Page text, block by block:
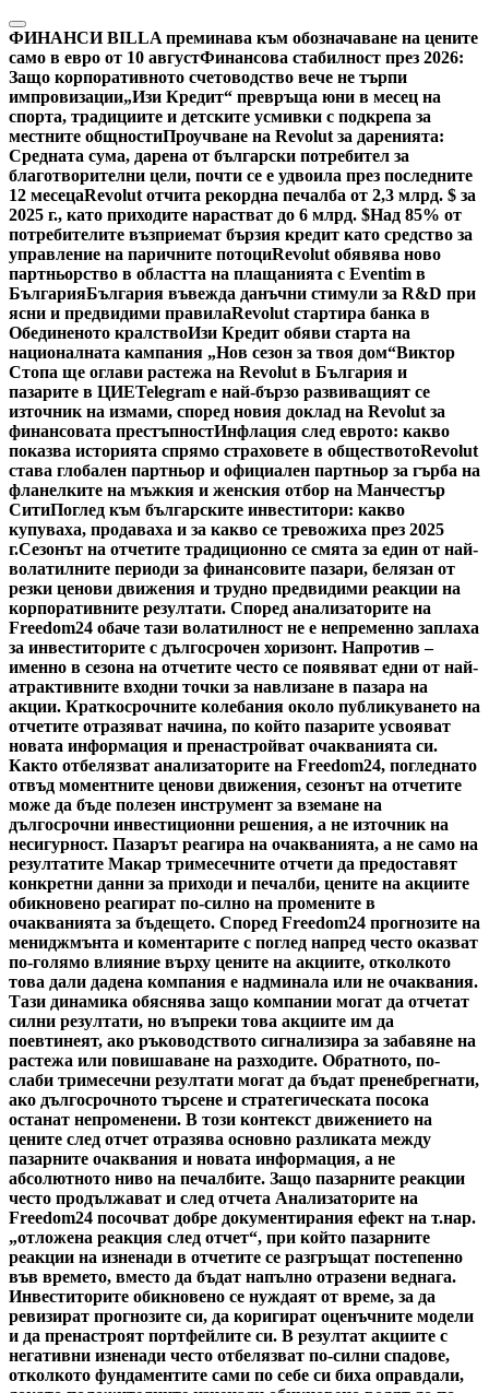
Skip
to
content
ФИНАНСИ BILLA преминава към обозначаване на цените
само в евро от 10 августФинансова стабилност през 2026:
Защо корпоративното счетоводство вече не търпи
импровизации„Изи Кредит“ превръща юни в месец на
спорта, традициите и детските усмивки с подкрепа за
местните общностиПроучване на Revolut за даренията:
Средната сума, дарена от български потребител за
благотворителни цели, почти се е удвоила през последните
12 месецаRevolut отчита рекордна печалба от 2,3 млрд. $ за
2025 г., като приходите нарастват до 6 млрд. $Над 85% от
потребителите възприемат бързия кредит като средство за
управление на паричните потоциRevolut обявява ново
партньорство в областта на плащанията с Eventim в
БългарияБългария въвежда данъчни стимули за R&D при
ясни и предвидими правилаRevolut стартира банка в
Обединеното кралствоИзи Кредит обяви старта на
националната кампания „Нов сезон за твоя дом“Виктор
Стопа ще оглави растежа на Revolut в България и
пазарите в ЦИЕTelegram е най-бързо развиващият се
източник на измами, според новия доклад на Revolut за
финансовата престъпностИнфлация след еврото: какво
показва историята спрямо страховете в обществотоRevolut
става глобален партньор и официален партньор за гърба на
фланелките на мъжкия и женския отбор на Манчестър
СитиПоглед към българските инвеститори: какво
купуваха, продаваха и за какво се тревожиха през 2025
г.Сезонът на отчетите традиционно се смята за един от най-
волатилните периоди за финансовите пазари, белязан от
резки ценови движения и трудно предвидими реакции на
корпоративните резултати. Според анализаторите на
Freedom24 обаче тази волатилност не е непременно заплаха
за инвеститорите с дългосрочен хоризонт. Напротив –
именно в сезона на отчетите често се появяват едни от най-
атрактивните входни точки за навлизане в пазара на
акции. Краткосрочните колебания около публикуването на
отчетите отразяват начина, по който пазарите усвояват
новата информация и пренастройват очакванията си.
Както отбелязват анализаторите на Freedom24, погледнато
отвъд моментните ценови движения, сезонът на отчетите
може да бъде полезен инструмент за вземане на
дългосрочни инвестиционни решения, а не източник на
несигурност. Пазарът реагира на очакванията, а не само на
резултатите Макар тримесечните отчети да предоставят
конкретни данни за приходи и печалби, цените на акциите
обикновено реагират по-силно на промените в
очакванията за бъдещето. Според Freedom24 прогнозите на
мениджмънта и коментарите с поглед напред често оказват
по-голямо влияние върху цените на акциите, отколкото
това дали дадена компания е надминала или не очаквания.
Тази динамика обяснява защо компании могат да отчетат
силни резултати, но въпреки това акциите им да
поевтинеят, ако ръководството сигнализира за забавяне на
растежа или повишаване на разходите. Обратното, по-
слаби тримесечни резултати могат да бъдат пренебрегнати,
ако дългосрочното търсене и стратегическата посока
останат непроменени. В този контекст движението на
цените след отчет отразява основно разликата между
пазарните очаквания и новата информация, а не
абсолютното ниво на печалбите. Защо пазарните реакции
често продължават и след отчета Анализаторите на
Freedom24 посочват добре документирания ефект на т.нар.
„отложена реакция след отчет“, при който пазарните
реакции на изненади в отчетите се разгръщат постепенно
във времето, вместо да бъдат напълно отразени веднага.
Инвеститорите обикновено се нуждаят от време, за да
ревизират прогнозите си, да коригират оценъчните модели
и да пренастроят портфейлите си. В резултат акциите с
негативни изненади често отбелязват по-силни спадове,
отколкото фундаментите сами по себе си биха оправдали,